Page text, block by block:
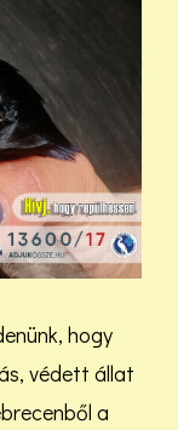
hogy
védett állat
a